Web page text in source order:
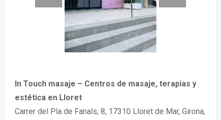
In Touch masaje – Centros de masaje, terapias y
estética en Lloret
Carrer del Pla de Fanals, 8, 17310 Lloret de Mar, Girona,